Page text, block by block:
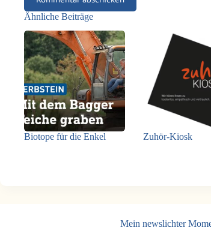
Ähnliche Beiträge
Biotope für die Enkel Zuhör-Kiosk
Mein newslichter